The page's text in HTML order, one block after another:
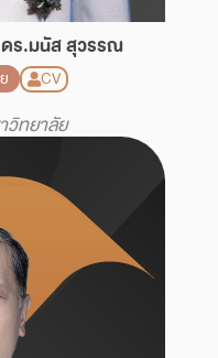
ร.มนัส สุวรรณ
CV
วิทยาลัย